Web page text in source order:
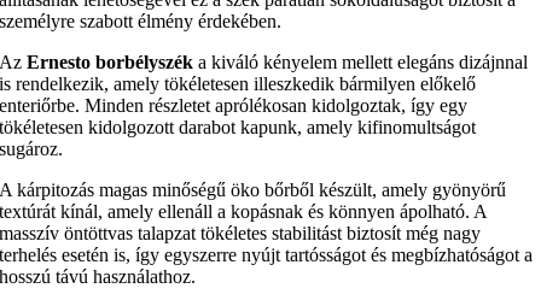
személyre szabott élmény érdekében.
AzErnesto borbélyszék a kiváló kényelem mellett elegáns dizájnnal
is rendelkezik, amely tökéletesen illeszkedik bármilyen előkelő
enteriőrbe. Minden részletet aprólékosan kidolgoztak, így egy
tökéletesen kidolgozott darabot kapunk, amely kifinomultságot
sugároz.
A kárpitozás magas minőségű öko bőrből készült, amely gyönyörű
textúrát kínál, amely ellenáll a kopásnak és könnyen ápolható. A
masszív öntöttvas talapzat tökéletes stabilitást biztosít még nagy
terhelés esetén is, így egyszerre nyújt tartósságot és megbízhatóságot a
hosszú távú használathoz.